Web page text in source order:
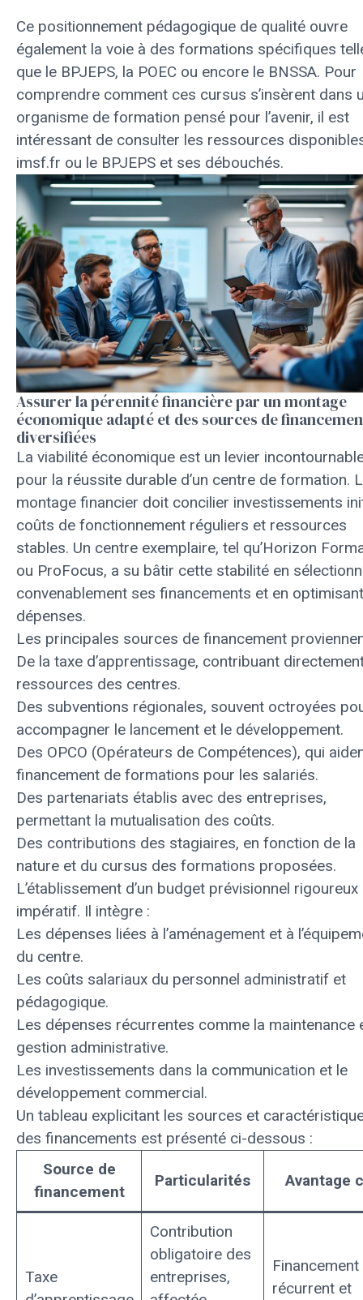
Ce positionnement pédagogique de qualité ouvre
également la voie à des formations spécifiques
que le BPJEPS, la POEC ou encore le BNSSA. Pour
comprendre comment ces cursus s’insèrent dans
organisme de formation pensé pour l’avenir, il est
intéressant de consulter les ressources
imsf.fr ou le BPJEPS et ses débouchés.
Assurer la pérennité financière par un montage
économique adapté et des sources de
diversifiées
La viabilité économique est un levier
pour la réussite durable d’un centre de formation.
montage financier doit concilier investissements
coûts de fonctionnement réguliers et ressources
stables. Un centre exemplaire, tel qu’Horizon
ou ProFocus, a su bâtir cette stabilité en
convenablement ses financements et en
dépenses.
Les principales sources de financement
De la taxe d’apprentissage, contribuant
ressources des centres.
Des subventions régionales, souvent octroyées
accompagner le lancement et le développement.
Des OPCO (Opérateurs de Compétences), qui
financement de formations pour les salariés.
Des partenariats établis avec des entreprises,
permettant la mutualisation des coûts.
Des contributions des stagiaires, en fonction de la
nature et du cursus des formations proposées.
L’établissement d’un budget prévisionnel
impératif. Il intègre :
Les dépenses liées à l’aménagement et à
du centre.
Les coûts salariaux du personnel administratif et
pédagogique.
Les dépenses récurrentes comme la maintenance
gestion administrative.
Les investissements dans la communication et le
développement commercial.
Un tableau explicitant les sources et
des financements est présenté ci-dessous :
Source de
financement
Particularités Avantage
Taxe
Contribution
obligatoire des
entreprises,
Financement
récurrent et